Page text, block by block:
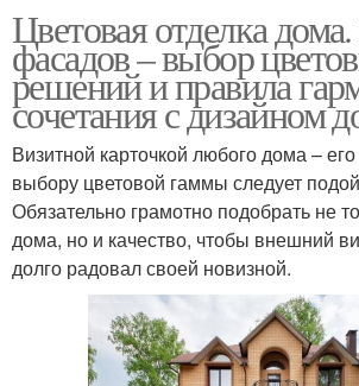
Цветовая отделка
фасадов – выбор
решений и правила
сочетания с дизайном
Визитной карточкой любого дома –
выбору цветовой гаммы следует
Обязательно грамотно подобрать не
дома, но и качество, чтобы внешний
долго радовал своей новизной.